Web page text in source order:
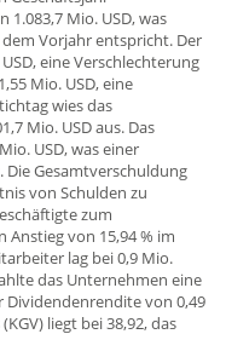
Mio. USD, was
Vorjahr entspricht. Der
eine Verschlechterung
Mio. USD, eine
wies das
Mio. USD aus. Das
USD, was einer
Gesamtverschuldung
von Schulden zu
zum
Anstieg von 15,94 % im
lag bei 0,9 Mio.
das Unternehmen eine
Dividendenrendite von 0,49
liegt bei 38,92, das